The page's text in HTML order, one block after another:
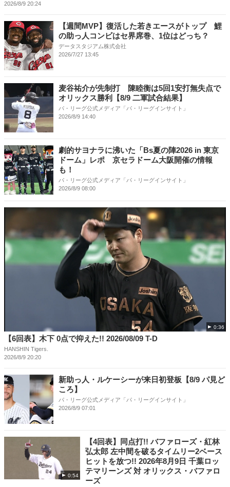
2026/8/9 20:24
【週間MVP】復活した若きエースがトップ 鯉
の助っ人コンビはセ界席巻、1位はどっち？
データスタジアム株式会社
2026/7/27 13:45
麦谷祐介が先制打 陳睦衡は5回1安打無失点で
オリックス勝利【8/9 二軍試合結果】
パ・リーグ公式メディア「パ・リーグインサイト」
2026/8/9 14:40
劇的サヨナラに沸いた「Bs夏の陣2026 in 東京
ドーム」レポ 京セラドーム大阪開催の情報
も！
パ・リーグ公式メディア「パ・リーグインサイト」
2026/8/9 08:00
0:36
【6回表】木下 0点で抑えた!! 2026/08/09 T-D
HANSHIN Tigers.
2026/8/9 20:20
新助っ人・ルケーシーが来日初登板【8/9 パ見ど
ころ】
パ・リーグ公式メディア「パ・リーグインサイト」
2026/8/9 07:01
0:54
【4回表】同点打!! バファローズ・紅林
弘太郎 左中間を破るタイムリー2ベース
ヒットを放つ!! 2026年8月9日 千葉ロッ
テマリーンズ 対 オリックス・バファロ
ーズ